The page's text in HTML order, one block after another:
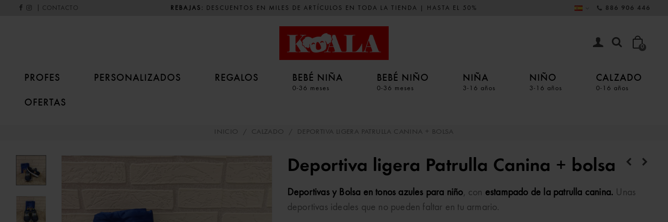
CONTACTO REBAJAS: DESCUENTOS EN MILES DE ARTÍCULOS EN TODA LA TIENDA | HASTA EL 50% 886 906 446
0
PROFES PERSONALIZADOS REGALOS BEBÉ NIÑA
0-36 meses
BEBÉ NIÑO
0-36 meses
NIÑA
3-16 años
NIÑO
3-16 años
CALZADO
0-16 años
OFERTAS
INICIO / CALZADO / DEPORTIVA LIGERA PATRULLA CANINA + BOLSA
Deportiva ligera Patrulla Canina + bolsa
Deportivas y Bolsa en tonos azules para niño, con estampado de la patrulla canina. Unas
deportivas ideales que no pueden faltar en tu armario.